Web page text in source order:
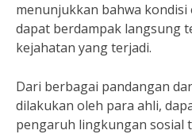
menunjukkan bahwa
dapat berdampak langsung
kejahatan yang terjadi.
Dari berbagai pandangan
dilakukan oleh para ahli,
pengaruh lingkungan sosial